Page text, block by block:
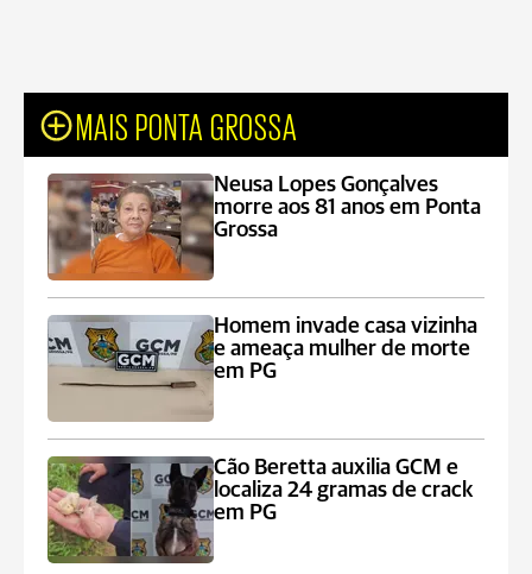
MAIS PONTA GROSSA
Neusa Lopes Gonçalves
morre aos 81 anos em Ponta
Grossa
Homem invade casa vizinha
e ameaça mulher de morte
em PG
Cão Beretta auxilia GCM e
localiza 24 gramas de crack
em PG